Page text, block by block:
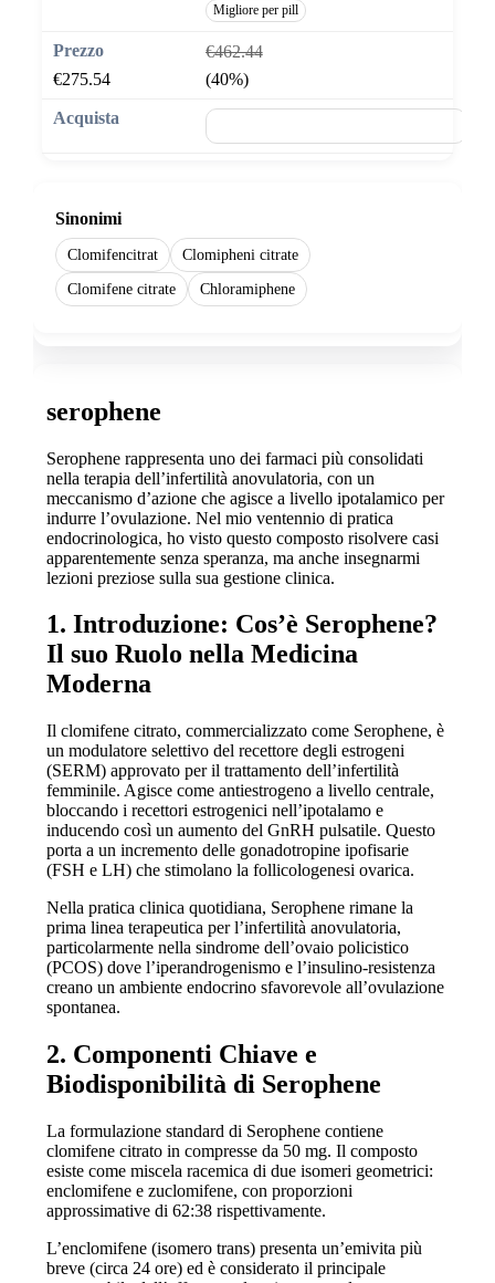
Migliore per pill
€462.44
€275.54
(40%)
Sinonimi
Clomifencitrat
Clomipheni citrate
Clomifene citrate
Chloramiphene
serophene
Serophene rappresenta uno dei farmaci più consolidati
nella terapia dell’infertilità anovulatoria, con un
meccanismo d’azione che agisce a livello ipotalamico per
indurre l’ovulazione. Nel mio ventennio di pratica
endocrinologica, ho visto questo composto risolvere casi
apparentemente senza speranza, ma anche insegnarmi
lezioni preziose sulla sua gestione clinica.
1. Introduzione: Cos’è Serophene?
Il suo Ruolo nella Medicina
Moderna
Il clomifene citrato, commercializzato come Serophene, è
un modulatore selettivo del recettore degli estrogeni
(SERM) approvato per il trattamento dell’infertilità
femminile. Agisce come antiestrogeno a livello centrale,
bloccando i recettori estrogenici nell’ipotalamo e
inducendo così un aumento del GnRH pulsatile. Questo
porta a un incremento delle gonadotropine ipofisarie
(FSH e LH) che stimolano la follicologenesi ovarica.
Nella pratica clinica quotidiana, Serophene rimane la
prima linea terapeutica per l’infertilità anovulatoria,
particolarmente nella sindrome dell’ovaio policistico
(PCOS) dove l’iperandrogenismo e l’insulino-resistenza
creano un ambiente endocrino sfavorevole all’ovulazione
spontanea.
2. Componenti Chiave e
Biodisponibilità di Serophene
La formulazione standard di Serophene contiene
clomifene citrato in compresse da 50 mg. Il composto
esiste come miscela racemica di due isomeri geometrici:
enclomifene e zuclomifene, con proporzioni
approssimative di 62:38 rispettivamente.
L’enclomifene (isomero trans) presenta un’emivita più
breve (circa 24 ore) ed è considerato il principale